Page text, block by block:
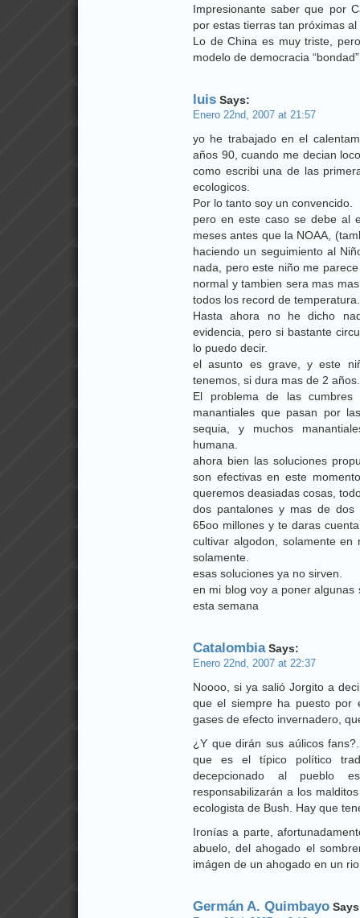
Impresionante saber que por
por estas tierras tan próximas al
Lo de China es muy triste,
modelo de democracia
luis Says:
Enero 22nd, 2007 at 21:57
yo he trabajado en el
años 90, cuando me decian
como escribi una de las
ecologicos.
Por lo tanto soy un convencido.
pero en este caso se debe al
meses antes que la NOAA,
haciendo un seguimiento al
nada, pero este niño me
normal y tambien sera mas
todos los record de temperatura.
Hasta ahora no he dicho
evidencia, pero si bastante
lo puedo decir.
el asunto es grave, y este
tenemos, si dura mas de 2 años.
El problema de las
manantiales que pasan por
sequia, y muchos
humana.
ahora bien las soluciones
son efectivas en este
queremos deasiadas cosas,
dos pantalones y mas de dos
65oo millones y te daras
cultivar algodon, solamente
solamente.
esas soluciones ya no sirven.
en mi blog voy a poner algunas
esta semana
CatalombiaSays:
Enero 22nd, 2007 at 22:37
Noooo, si ya salió Jorgito a
que el siempre ha puesto por
gases de efecto invernadero,
¿Y que dirán sus aúlicos
que es el típico político
decepcionado al pueblo
responsabilizarán a los
ecologista de Bush. Hay que
Ironías a parte,
abuelo, del ahogado el
imágen de un ahogado en un
Germán A. Quimbayo